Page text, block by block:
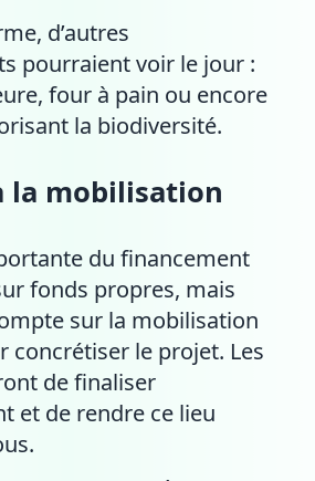
d’autres
pourraient voir le jour :
four à pain ou encore
la biodiversité.
la mobilisation
du financement
fonds propres, mais
sur la mobilisation
concrétiser le projet. Les
de finaliser
et de rendre ce lieu